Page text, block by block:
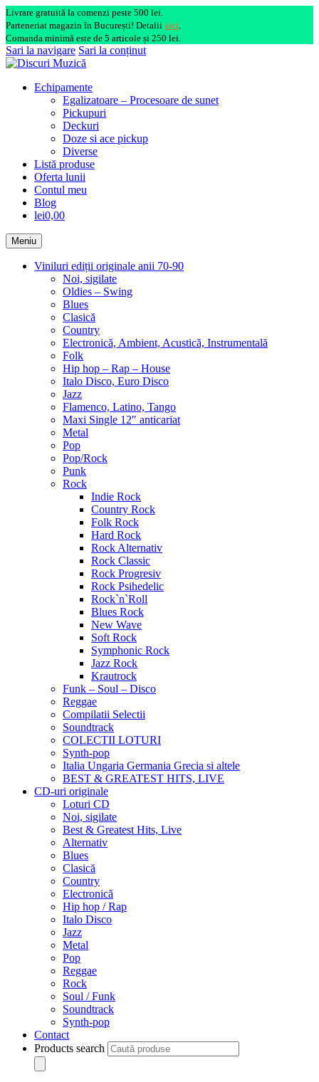
Livrare gratuită la comenzi peste 500 lei.
Parteneriat magazin în București! Detalii aici.
Comanda minimă este de 5 articole și 250 lei.
Sari la navigare Sari la conținut
Echipamente
Egalizatoare – Procesoare de sunet
Pickupuri
Deckuri
Doze si ace pickup
Diverse
Listă produse
Oferta lunii
Contul meu
Blog
lei0,00
Meniu
Viniluri ediții originale anii 70-90
Noi, sigilate
Oldies – Swing
Blues
Clasică
Country
Electronică, Ambient, Acustică, Instrumentală
Folk
Hip hop – Rap – House
Italo Disco, Euro Disco
Jazz
Flamenco, Latino, Tango
Maxi Single 12″ anticariat
Metal
Pop
Pop/Rock
Punk
Rock
Indie Rock
Country Rock
Folk Rock
Hard Rock
Rock Alternativ
Rock Classic
Rock Progresiv
Rock Psihedelic
Rock`n`Roll
Blues Rock
New Wave
Soft Rock
Symphonic Rock
Jazz Rock
Krautrock
Funk – Soul – Disco
Reggae
Compilatii Selectii
Soundtrack
COLECTII LOTURI
Synth-pop
Italia Ungaria Germania Grecia si altele
BEST & GREATEST HITS, LIVE
CD-uri originale
Loturi CD
Noi, sigilate
Best & Greatest Hits, Live
Alternativ
Blues
Clasică
Country
Electronică
Hip hop / Rap
Italo Disco
Jazz
Metal
Pop
Reggae
Rock
Soul / Funk
Soundtrack
Synth-pop
Contact
Products search